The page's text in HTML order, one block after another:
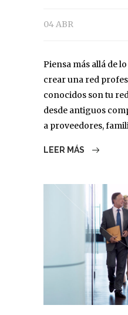
04 ABR
Piensa más allá de
crear una red
conocidos son tu
desde antiguos
a proveedores,
LEER MÁS